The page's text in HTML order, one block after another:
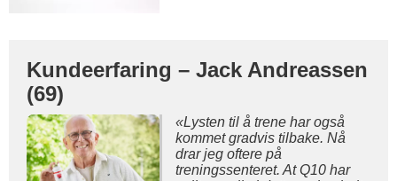
Kundeerfaring – Jack Andreassen
(69)
«Lysten til å trene har også
kommet gradvis tilbake. Nå
drar jeg oftere på
treningssenteret. At Q10 har